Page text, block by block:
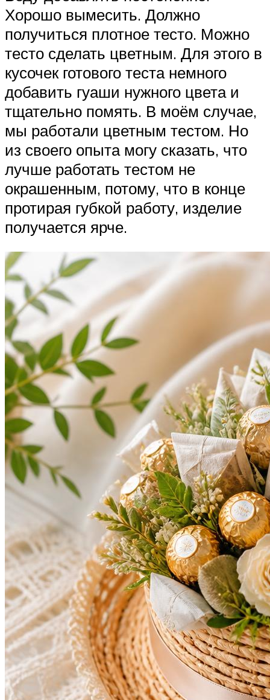
Хорошо вымесить. Должно
получиться плотное тесто. Можно
тесто сделать цветным. Для этого в
кусочек готового теста немного
добавить гуаши нужного цвета и
тщательно помять. В моём случае,
мы работали цветным тестом. Но
из своего опыта могу сказать, что
лучше работать тестом не
окрашенным, потому, что в конце
протирая губкой работу, изделие
получается ярче.